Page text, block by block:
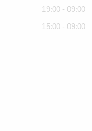
09:00 - 19:00
09:00 - 15:00